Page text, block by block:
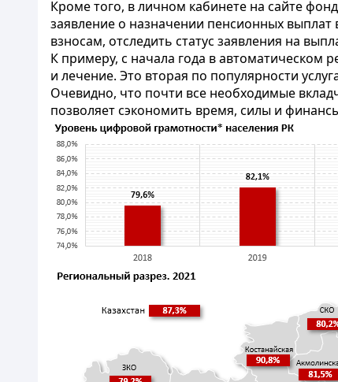
Кроме того, в личном кабинете на сайте
заявление о назначении пенсионных
взносам, отследить статус заявления на
К примеру, с начала года в
и лечение. Это вторая по популярности
Очевидно, что почти все необходимые
позволяет сэкономить время, силы и